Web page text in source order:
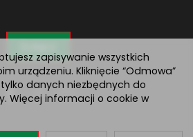
zapisywanie wszystkich
urządzeniu. Kliknięcie “Odmowa”
danych niezbędnych do
Więcej informacji o cookie w